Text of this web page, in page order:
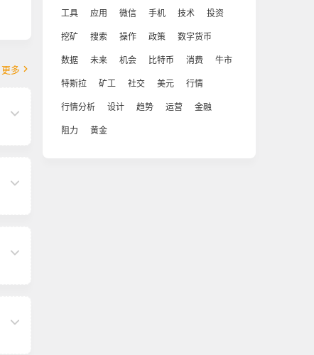
更多
工具 应用 微信 手机 技术 投资
挖矿 搜索 操作 政策 数字货币
数据 未来 机会 比特币 消费 牛市
特斯拉 矿工 社交 美元 行情
行情分析 设计 趋势 运营 金融
阻力 黄金